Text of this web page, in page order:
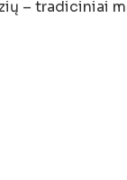
– tradiciniai